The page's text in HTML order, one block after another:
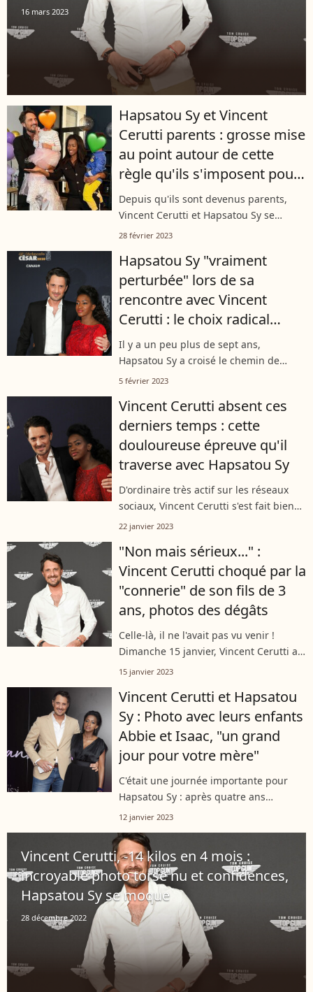
16 mars 2023
Hapsatou Sy et Vincent
Cerutti parents : grosse mise
au point autour de cette
règle qu'ils s'imposent pour
leurs enfants
Depuis qu'ils sont devenus parents,
Vincent Cerutti et Hapsatou Sy se
laissent régulièrement aller à partager
les réseaux sociaux. Mais, au...
28 février 2023
Hapsatou Sy "vraiment
perturbée" lors de sa
rencontre avec Vincent
Cerutti : le choix radical
qu'elle a dû faire
Il y a un peu plus de sept ans,
Hapsatou Sy a croisé le chemin de
Vincent Cerutti pour la première fois. Et
opéré. Son coup de coeur pour
l'animateur...
5 février 2023
Vincent Cerutti absent ces
derniers temps : cette
douloureuse épreuve qu'il
traverse avec Hapsatou Sy
D'ordinaire très actif sur les réseaux
sociaux, Vincent Cerutti s'est fait bien
plus discret ces derniers jours. Mais le
de son compte Instagram...
22 janvier 2023
"Non mais sérieux..." :
Vincent Cerutti choqué par la
"connerie" de son fils de 3
ans, photos des dégâts
Celle-là, il ne l'avait pas vu venir !
Dimanche 15 janvier, Vincent Cerutti a
été surpris par la dernière initiative de
ans. Une initiative...
15 janvier 2023
Vincent Cerutti et Hapsatou
Sy : Photo avec leurs enfants
Abbie et Isaac, "un grand
jour pour votre mère"
C'était une journée importante pour
Hapsatou Sy : après quatre ans
d'attente, l'ancienne chroniqueuse du
combat contre Eric Zemmour,
condamné ce jeudi...
12 janvier 2023
Vincent Cerutti, -14 kilos en 4 mois :
incroyable photo torse nu et confidences,
Hapsatou Sy se moque
28 décembre 2022